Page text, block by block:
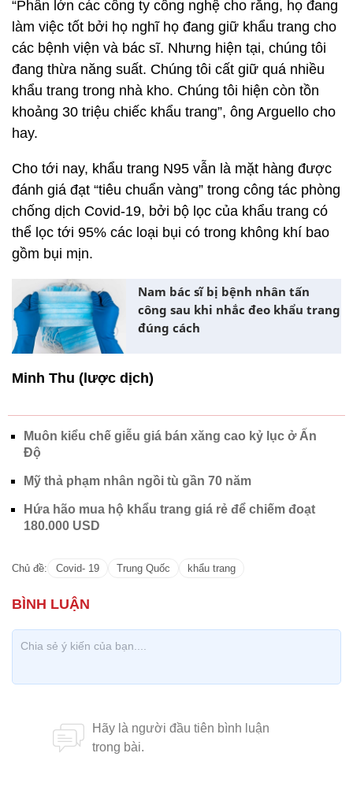
“Phần lớn các công ty công nghệ cho rằng, họ đang
làm việc tốt bởi họ nghĩ họ đang giữ khẩu trang cho
các bệnh viện và bác sĩ. Nhưng hiện tại, chúng tôi
đang thừa năng suất. Chúng tôi cất giữ quá nhiều
khẩu trang trong nhà kho. Chúng tôi hiện còn tồn
khoảng 30 triệu chiếc khẩu trang”, ông Arguello cho
hay.
Cho tới nay, khẩu trang N95 vẫn là mặt hàng được
đánh giá đạt “tiêu chuẩn vàng” trong công tác phòng
chống dịch Covid-19, bởi bộ lọc của khẩu trang có
thể lọc tới 95% các loại bụi có trong không khí bao
gồm bụi mịn.
Nam bác sĩ bị bệnh nhân tấn
công sau khi nhắc đeo khẩu trang
đúng cách
Minh Thu (lược dịch)
Muôn kiểu chế giễu giá bán xăng cao kỷ lục ở Ấn
Độ
Mỹ thả phạm nhân ngồi tù gần 70 năm
Hứa hão mua hộ khẩu trang giá rẻ để chiếm đoạt
180.000 USD
Chủ đề: Covid- 19 Trung Quốc khẩu trang